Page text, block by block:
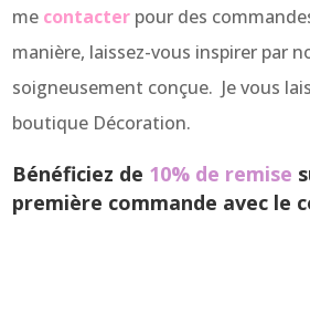
me contacterpour des
manière, laissez-vous inspirer par
soigneusement conçue. Je vous
boutique Décoration.
Bénéficiez de 10% de remise
première commande avec le